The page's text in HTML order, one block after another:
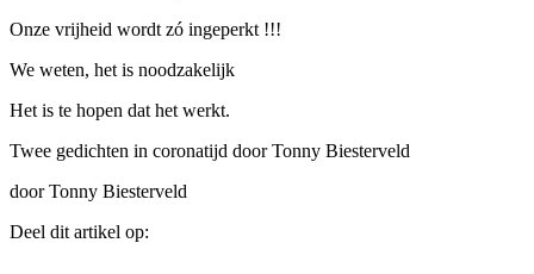
Onze vrijheid wordt zó ingeperkt !!!
We weten, het is noodzakelijk
Het is te hopen dat het werkt.
Twee gedichten in coronatijd door Tonny Biesterveld
door Tonny Biesterveld
Deel dit artikel op: